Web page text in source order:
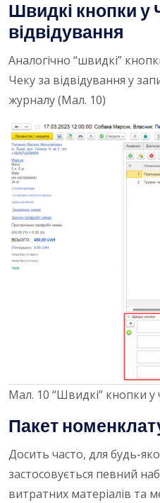
Швидкі кнопки у
відвідування
Аналогічно “швидкі”
Чеку за відвідування у
журналу (Мал. 10)
Мал. 10 “Швидкі” кнопки у
Пакет
Досить часто, для будь-
застосовується певний
витратних матеріалів та